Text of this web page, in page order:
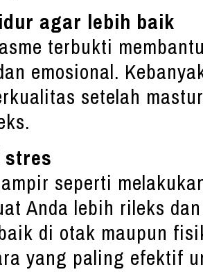
agar lebih baik
terbukti
emosional.
setelah
stres
seperti
Anda lebih rileks
di otak maupun
yang paling efektif